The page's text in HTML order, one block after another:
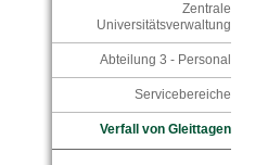
Zentrale
Universitätsverwaltung
Abteilung 3 - Personal
Servicebereiche
Verfall von Gleittagen